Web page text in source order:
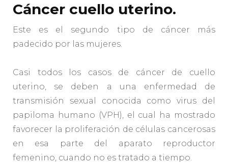
Cáncer cuello uterino.
Este es el segundo tipo de cáncer más
padecido por las mujeres.
Casi todos los casos de cáncer de cuello
uterino, se deben a una enfermedad de
transmisión sexual conocida como virus del
papiloma humano (VPH), el cual ha mostrado
favorecer la proliferación de células cancerosas
en esa parte del aparato reproductor
femenino, cuando no es tratado a tiempo.